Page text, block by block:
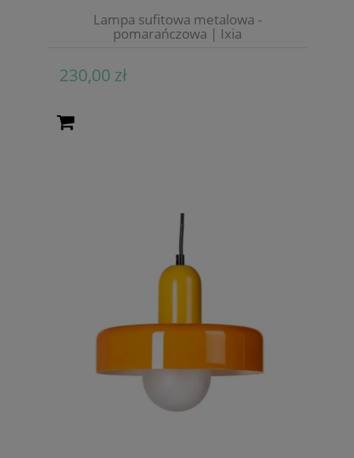
Lampa sufitowa metalowa -
pomarańczowa | Ixia
230,00 zł